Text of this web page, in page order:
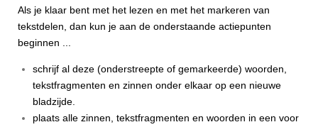
Als je klaar bent met het lezen en met het markeren van
tekstdelen, dan kun je aan de onderstaande actiepunten
beginnen ...
schrijf al deze (onderstreepte of gemarkeerde) woorden,
tekstfragmenten en zinnen onder elkaar op een nieuwe
bladzijde.
plaats alle zinnen, tekstfragmenten en woorden in een voor